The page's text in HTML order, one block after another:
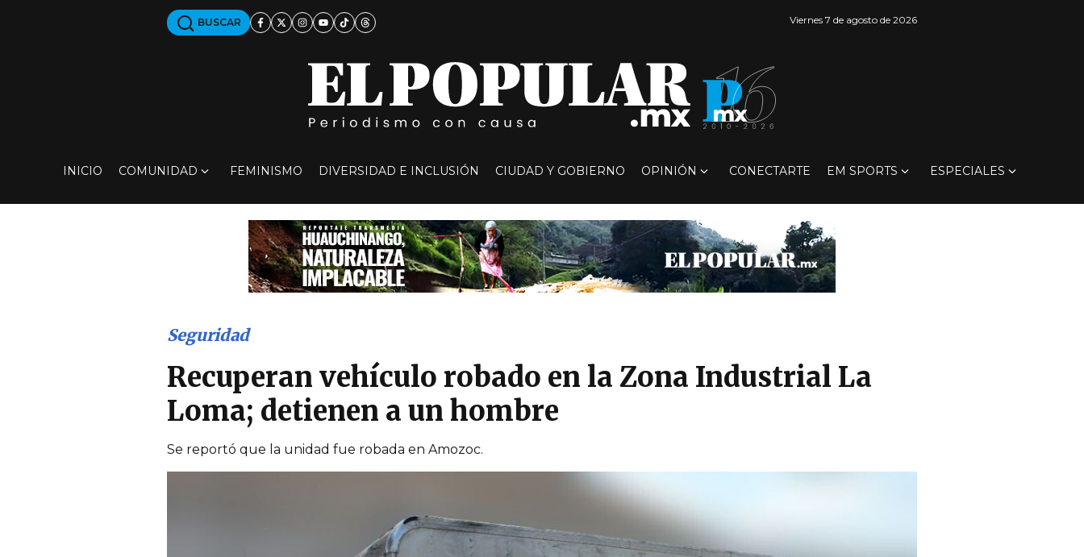
BUSCAR Viernes 7 de agosto de 2026
INICIO COMUNIDAD FEMINISMO DIVERSIDAD E INCLUSIÓN CIUDAD Y GOBIERNO OPINIÓN CONECTARTE EM SPORTS ESPECIALES
Seguridad
Recuperan vehículo robado en la Zona Industrial La
Loma; detienen a un hombre
Se reportó que la unidad fue robada en Amozoc.